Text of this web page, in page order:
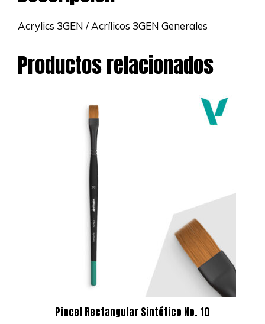
Acrylics 3GEN / Acrílicos 3GEN Generales
Productos relacionados
Pincel Rectangular Sintético No. 10